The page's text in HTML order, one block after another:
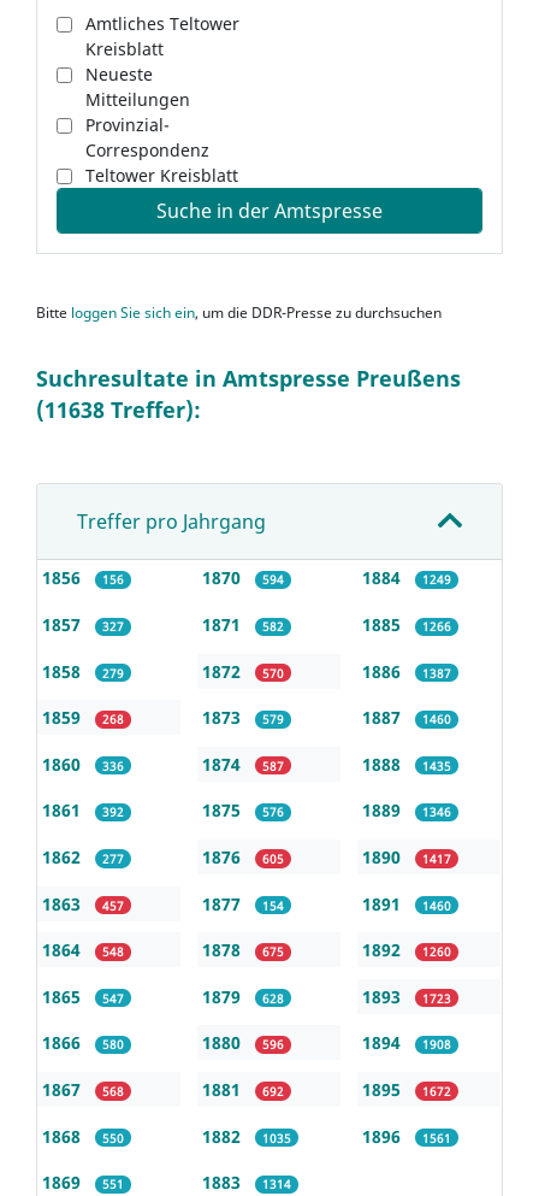
Amtliches Teltower
Kreisblatt
Neueste
Mitteilungen
Provinzial-
Correspondenz
Teltower Kreisblatt
Suche in der Amtspresse
Bitte loggen Sie sich ein, um die DDR-Presse zu durchsuchen
Suchresultate in Amtspresse Preußens
(11638 Treffer):
Treffer pro Jahrgang
1856 156
1857 327
1858 279
1859 268
1860 336
1861 392
1862 277
1863 457
1864 548
1865 547
1866 580
1867 568
1868 550
1869 551
1870 594
1871 582
1872 570
1873 579
1874 587
1875 576
1876 605
1877 154
1878 675
1879 628
1880 596
1881 692
1882 1035
1883 1314
1884 1249
1885 1266
1886 1387
1887 1460
1888 1435
1889 1346
1890 1417
1891 1460
1892 1260
1893 1723
1894 1908
1895 1672
1896 1561